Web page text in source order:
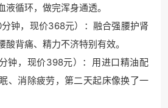
循环，做完浑身通透。
分钟，现价368元）：融合强腰护肾
背痛、精力不济特别有效。
钟，现价398元）：用进口精油配
、消除疲劳，第二天起床像换了一